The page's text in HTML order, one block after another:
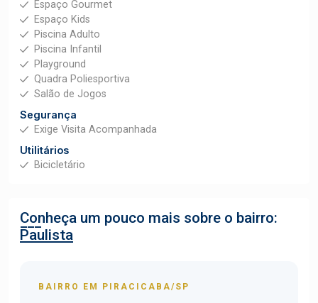
Espaço Gourmet
Espaço Kids
Piscina Adulto
Piscina Infantil
Playground
Quadra Poliesportiva
Salão de Jogos
Segurança
Exige Visita Acompanhada
Utilitários
Bicicletário
Conheça um pouco mais sobre o bairro:
Paulista
BAIRRO EM PIRACICABA/SP